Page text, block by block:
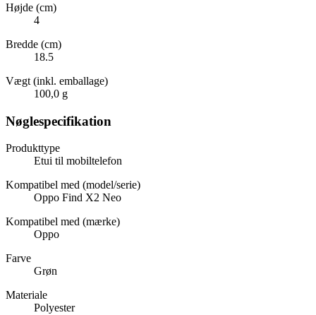
Højde (cm)
4
Bredde (cm)
18.5
Vægt (inkl. emballage)
100,0 g
Nøglespecifikation
Produkttype
Etui til mobiltelefon
Kompatibel med (model/serie)
Oppo Find X2 Neo
Kompatibel med (mærke)
Oppo
Farve
Grøn
Materiale
Polyester